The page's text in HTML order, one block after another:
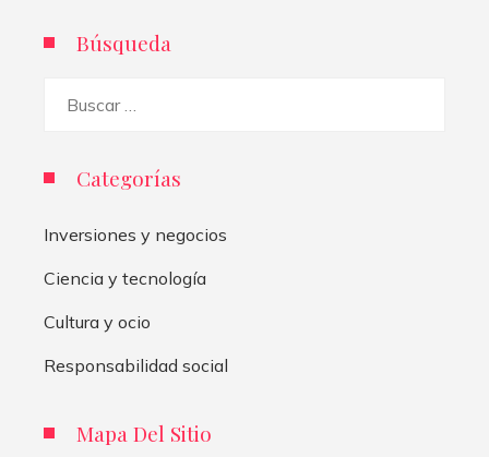
Búsqueda
Categorías
Inversiones y negocios
Ciencia y tecnología
Cultura y ocio
Responsabilidad social
Mapa Del Sitio